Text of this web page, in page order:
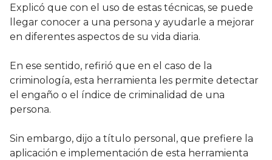
Explicó que con el uso de estas técnicas, se puede
llegar conocer a una persona y ayudarle a mejorar
en diferentes aspectos de su vida diaria.
En ese sentido, refirió que en el caso de la
criminología, esta herramienta les permite detectar
el engaño o el índice de criminalidad de una
persona.
Sin embargo, dijo a título personal, que prefiere la
aplicación e implementación de esta herramienta